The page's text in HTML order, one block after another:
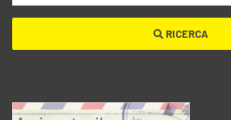
RICERCA